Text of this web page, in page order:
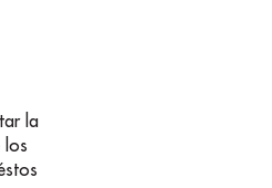
la
los